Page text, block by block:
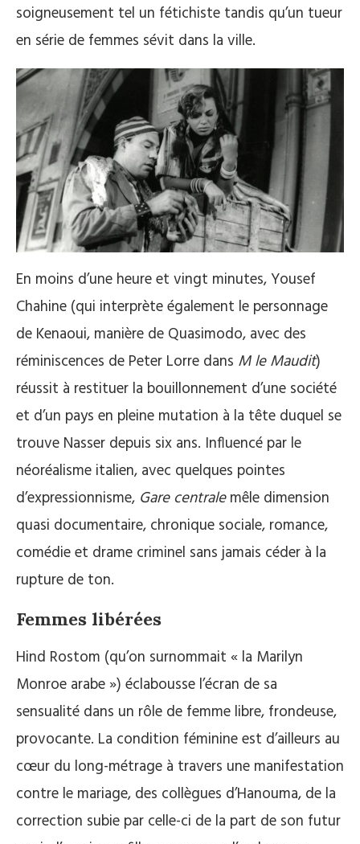
soigneusement tel un fétichiste tandis qu’un tueur
en série de femmes sévit dans la ville.
En moins d’une heure et vingt minutes, Yousef
Chahine (qui interprète également le personnage
de Kenaoui, manière de Quasimodo, avec des
réminiscences de Peter Lorre dans M le Maudit)
réussit à restituer la bouillonnement d’une société
et d’un pays en pleine mutation à la tête duquel se
trouve Nasser depuis six ans. Influencé par le
néoréalisme italien, avec quelques pointes
d’expressionnisme, Gare centralemêle dimension
quasi documentaire, chronique sociale, romance,
comédie et drame criminel sans jamais céder à la
rupture de ton.
Femmes libérées
Hind Rostom (qu’on surnommait « la Marilyn
Monroe arabe ») éclabousse l’écran de sa
sensualité dans un rôle de femme libre, frondeuse,
provocante. La condition féminine est d’ailleurs au
cœur du long-métrage à travers une manifestation
contre le mariage, des collègues d’Hanouma, de la
correction subie par celle-ci de la part de son futur